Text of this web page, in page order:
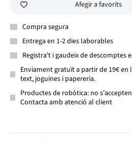
Afegir a favorits
Compra segura
Entrega en 1-2 dies laborables
Registra't i gaudeix de descomptes
Enviament gratuït a partir de 19€ en
text, joguines i papereria.
Productes de robòtica: no
Contacta amb atenció al client